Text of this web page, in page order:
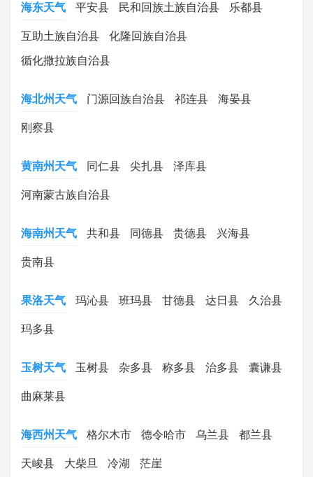
海东天气 平安县 民和回族土族自治县 乐都县
互助土族自治县 化隆回族自治县
循化撒拉族自治县
海北州天气 门源回族自治县 祁连县 海晏县
刚察县
黄南州天气 同仁县 尖扎县 泽库县
河南蒙古族自治县
海南州天气 共和县 同德县 贵德县 兴海县
贵南县
果洛天气 玛沁县 班玛县 甘德县 达日县 久治县
玛多县
玉树天气 玉树县 杂多县 称多县 治多县 囊谦县
曲麻莱县
海西州天气 格尔木市 德令哈市 乌兰县 都兰县
天峻县 大柴旦 冷湖 茫崖